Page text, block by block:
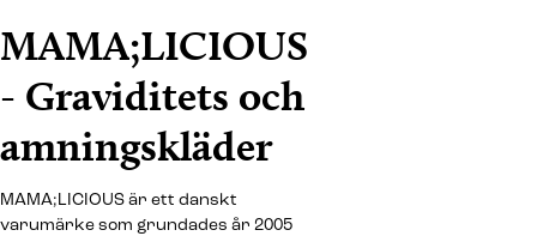
MAMA;LICIOUS
- Graviditets och
amningskläder
MAMA;LICIOUS är ett danskt
varumärke som grundades år 2005